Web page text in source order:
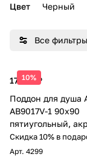
Цвет Черный
Все фильтры
10%
17 729 ₽
Поддон для душа
AB9017V-1 90х90
пятиугольный,
белый
Скидка 10% в
Арт. 4299